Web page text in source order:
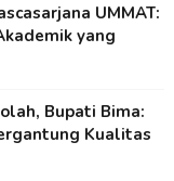
UMMAT:
yang
Bupati Bima:
Kualitas